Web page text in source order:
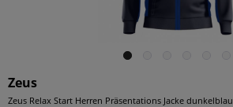
Zeus
Zeus Relax Start Herren Präsentations Jacke dunkelblau